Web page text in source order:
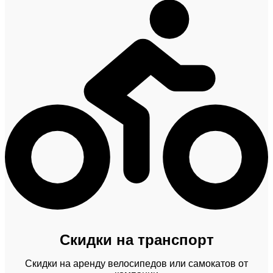
Скидки на транспорт
Скидки на аренду велосипедов или самокатов от